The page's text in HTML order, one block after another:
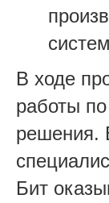
В ходе
работы
решения.
Бит